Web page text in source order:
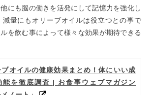
にも脳の働きを活発にして記憶力を強化し
減量にもオリーブオイルは役立つとの事で
を飲む事によって様々な効果が期待できる
オイルの健康効果まとめ！体にいい成
能を徹底調査 | お食事ウェブマガジン